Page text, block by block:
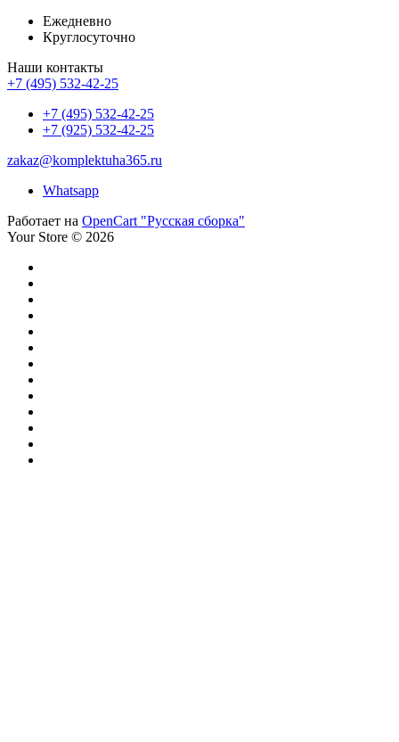
Ежедневно
Круглосуточно
Наши контакты
+7 (495) 532-42-25
+7 (495) 532-42-25
+7 (925) 532-42-25
zakaz@komplektuha365.ru
Whatsapp
Работает на OpenCart "Русская сборка"
Your Store © 2026